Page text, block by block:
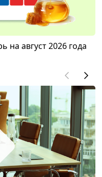
на август 2026 года